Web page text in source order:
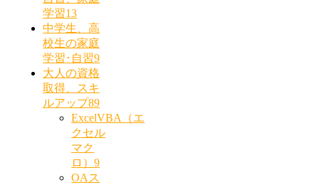
学習13
中学生、高
校生の家庭
学習･自習9
大人の資格
取得、スキ
ルアップ89
ExcelVBA（エ
クセル
マク
ロ）9
OAス